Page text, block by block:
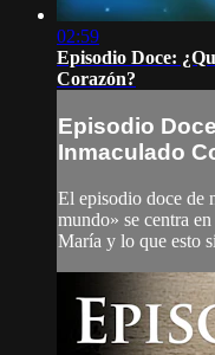
02:59
Episodio Doce:
Corazón?
Episodio
Inmaculado
El episodio doce de
mundo» se centra
María y lo que esto